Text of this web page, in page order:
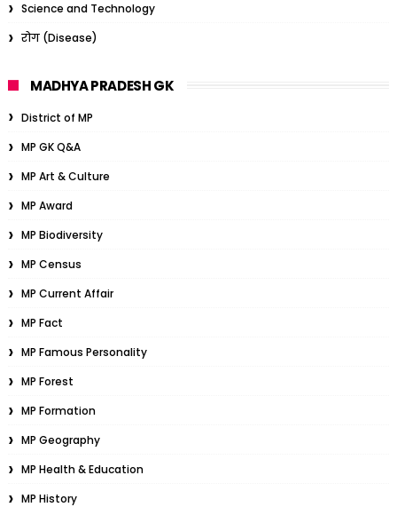
Science and Technology
रोग (Disease)
MADHYA PRADESH GK
District of MP
MP GK Q&A
MP Art & Culture
MP Award
MP Biodiversity
MP Census
MP Current Affair
MP Fact
MP Famous Personality
MP Forest
MP Formation
MP Geography
MP Health & Education
MP History